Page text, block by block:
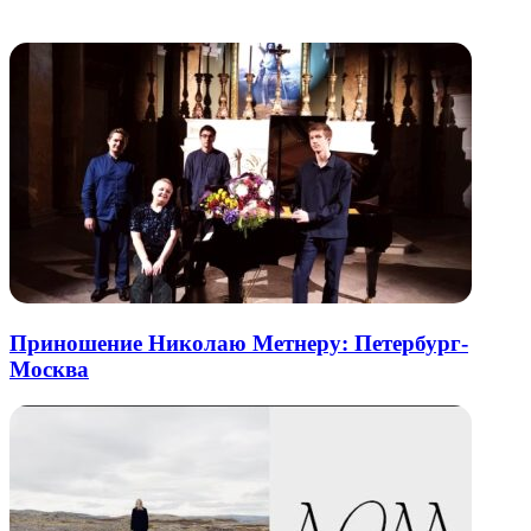
Приношение Николаю Метнеру: Петербург-
Москва